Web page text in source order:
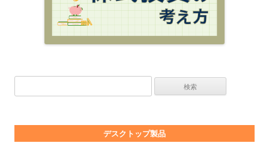
デスクトップ製品